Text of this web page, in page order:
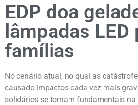
EDP doa
lâmpadas LED
famílias
No cenário atual, no qual as
causado impactos cada vez mais
solidários se tornam fundamentais na